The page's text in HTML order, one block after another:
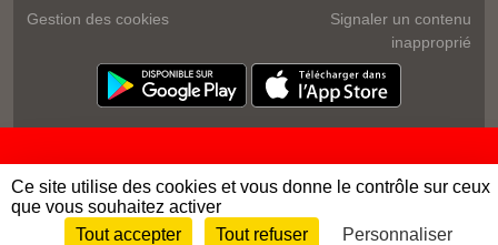
Gestion des cookies
Signaler un contenu
inapproprié
Envie de participer ? Connexion
Ce site utilise des cookies et vous donne le contrôle sur ceux
que vous souhaitez activer
Tout accepter
Tout refuser Personnaliser